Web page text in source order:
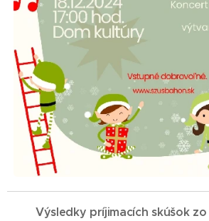
Výsledky príjimacích skúšok